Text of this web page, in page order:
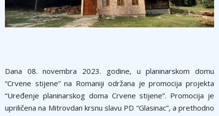
Dana 08. novembra 2023. godine, u planinarskom domu
“Crvene stijene” na Romaniji održana je promocija projekta
“Uređenje planinarskog doma Crvene stijene”. Promocija je
upriličena na Mitrovdan krsnu slavu PD “Glasinac”, a prethodno